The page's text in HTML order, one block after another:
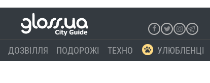
ДОЗВІЛЛЯ ПОДОРОЖІ ТЕХНО УЛЮБЛЕНЦІ